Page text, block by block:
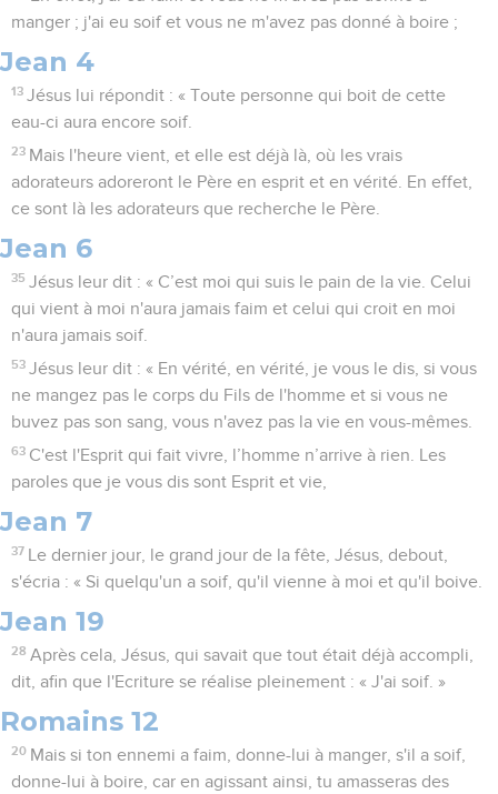
manger ; j'ai eu soif et vous ne m'avez pas donné à boire ;
Jean 4
13 Jésus lui répondit : « Toute personne qui boit de cette
eau-ci aura encore soif.
23 Mais l'heure vient, et elle est déjà là, où les vrais
adorateurs adoreront le Père en esprit et en vérité. En effet,
ce sont là les adorateurs que recherche le Père.
Jean 6
35 Jésus leur dit : « C’est moi qui suis le pain de la vie. Celui
qui vient à moi n'aura jamais faim et celui qui croit en moi
n'aura jamais soif.
53 Jésus leur dit : « En vérité, en vérité, je vous le dis, si vous
ne mangez pas le corps du Fils de l'homme et si vous ne
buvez pas son sang, vous n'avez pas la vie en vous-mêmes.
63 C'est l'Esprit qui fait vivre, l’homme n’arrive à rien. Les
paroles que je vous dis sont Esprit et vie,
Jean 7
37
Le dernier jour, le grand jour de la fête, Jésus, debout,
s'écria : « Si quelqu'un a soif, qu'il vienne à moi et qu'il boive.
Jean 19
28 Après cela, Jésus, qui savait que tout était déjà accompli,
dit, afin que l'Ecriture se réalise pleinement : « J'ai soif. »
Romains 12
20 Mais si ton ennemi a faim, donne-lui à manger, s'il a soif,
donne-lui à boire, car en agissant ainsi, tu amasseras des